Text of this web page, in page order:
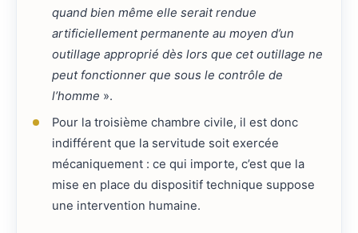
quand bien même elle serait rendue
artificiellement permanente au moyen d’un
outillage approprié dès lors que cet outillage ne
peut fonctionner que sous le contrôle de
l’homme ».
Pour la troisième chambre civile, il est donc
indifférent que la servitude soit exercée
mécaniquement : ce qui importe, c’est que la
mise en place du dispositif technique suppose
une intervention humaine.